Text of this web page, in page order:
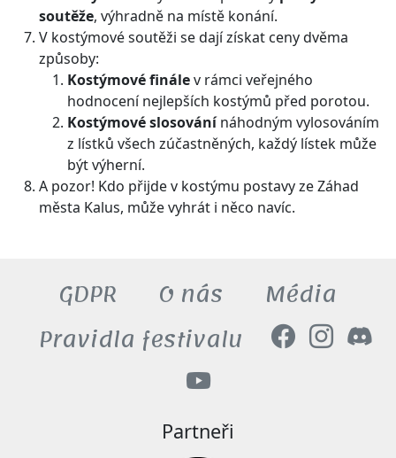
soutěže, výhradně na místě konání.
V kostýmové soutěži se dají získat ceny dvěma
způsoby:
Kostýmové finálev rámci veřejného
hodnocení nejlepších kostýmů před porotou.
Kostýmové slosovánínáhodným vylosováním
z lístků všech zúčastněných, každý lístek může
být výherní.
A pozor! Kdo přijde v kostýmu postavy ze Záhad
města Kalus, může vyhrát i něco navíc.
GDPR O nás
Média
Pravidla festivalu
Partneři